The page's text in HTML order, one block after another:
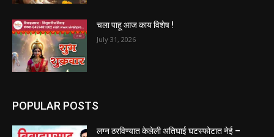
चला पाहू आज काय विशेष !
July 31, 2026
POPULAR POSTS
लग्न ठरविण्यात केलेली अतिघाई घटस्फोटात नेई –